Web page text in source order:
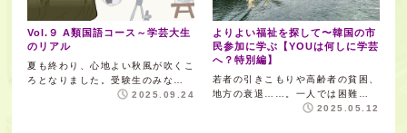
Vol.９ A類国語コース～学芸大生
のリアル
夏も終わり、心地よい秋風が吹くこ
ろとなりました。受験生のみな…
2025.09.24
よりよい福祉を探して〜韓国の市
民参加に学ぶ【YOUは何しに学芸
へ？特別編】
若者の引きこもりや高齢者の貧困、
地方の衰退……。一人では困難…
2025.05.12